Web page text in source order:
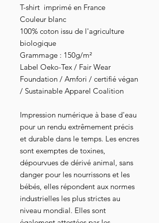
T-shirt imprimé en France
Couleur blanc
100% coton issu de l'agriculture
biologique
Grammage : 150g/m²
Label Oeko-Tex / Fair Wear
Foundation / Amfori / certifié végan
/ Sustainable Apparel Coalition
Impression numérique à base d'eau
pour un rendu extrêmement précis
et durable dans le temps. Les encres
sont exemptes de toxines,
dépourvues de dérivé animal, sans
danger pour les nourrissons et les
bébés, elles répondent aux normes
industrielles les plus strictes au
niveau mondial. Elles sont